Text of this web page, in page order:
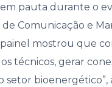
pauta durante o
de Comunicação e
painel mostrou que
técnicos, gerar
setor bioenergético”,